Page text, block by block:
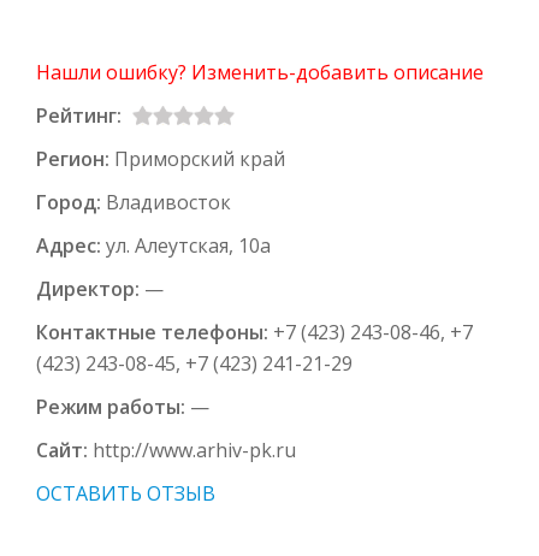
Нашли ошибку? Изменить-добавить описание
Рейтинг:
Регион: Приморский край
Город: Владивосток
Адрес: ул. Алеутская, 10а
Директор: —
Контактные телефоны: +7 (423) 243-08-46, +7
(423) 243-08-45, +7 (423) 241-21-29
Режим работы: —
Сайт: http://www.arhiv-pk.ru
ОСТАВИТЬ ОТЗЫВ